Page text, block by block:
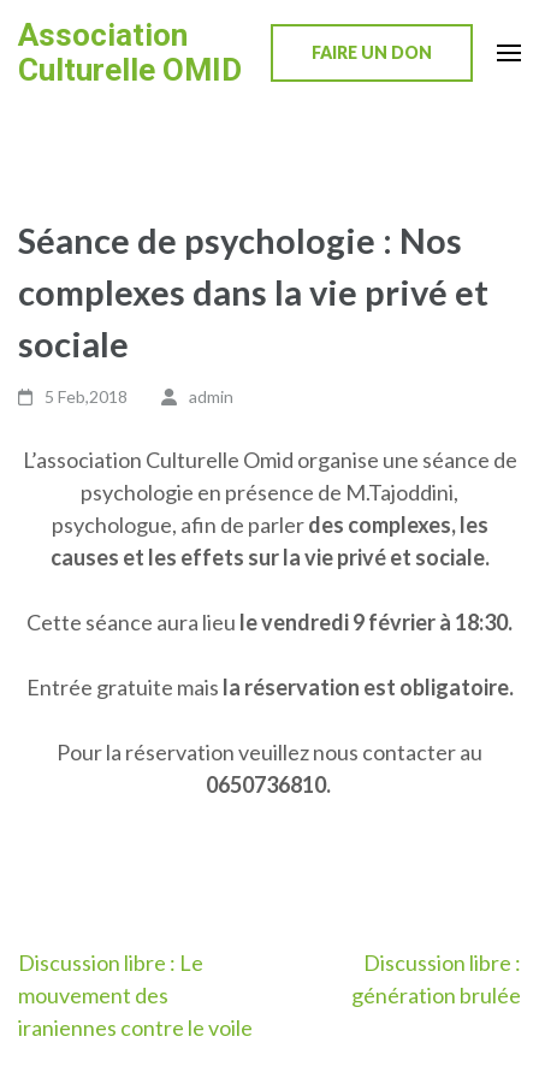
to
content
Association
Culturelle OMID
FAIRE UN DON
Séance de psychologie : Nos
complexes dans la vie privé et
sociale
5 Feb,2018 admin
L’association Culturelle Omid organise une séance de
psychologie en présence de M.Tajoddini,
psychologue, afin de parlerdes complexes, les
causes et les effets sur la vie privé et sociale.
Cette séance aura lieu le vendredi 9 février à 18:30.
Entrée gratuite mais la réservation est obligatoire.
Pour la réservation veuillez nous contacter au
0650736810.
Post
navigation
Discussion libre : Le
mouvement des
iraniennes contre le voile
Discussion libre :
génération brulée